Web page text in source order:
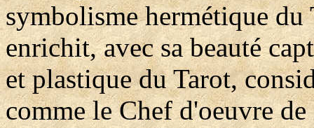
symbolisme hermétique
enrichit, avec sa beauté
et plastique du Tarot,
comme le Chef d'oeuvre